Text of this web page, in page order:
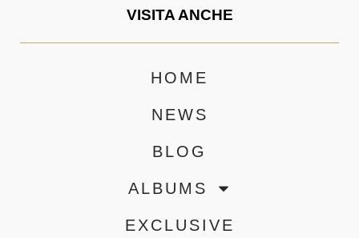
VISITA ANCHE
HOME
NEWS
BLOG
ALBUMS
EXCLUSIVE